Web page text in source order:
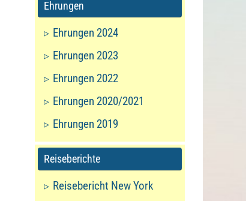
Ehrungen
Ehrungen 2024
Ehrungen 2023
Ehrungen 2022
Ehrungen 2020/2021
Ehrungen 2019
Reiseberichte
Reisebericht New York